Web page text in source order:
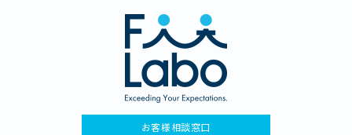
お客様相談窓口